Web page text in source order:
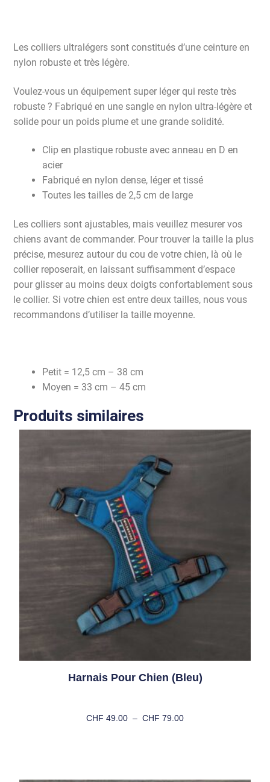
Les colliers ultralégers sont constitués d’une ceinture en
nylon robuste et très légère.
Voulez-vous un équipement super léger qui reste très
robuste ? Fabriqué en une sangle en nylon ultra-légère et
solide pour un poids plume et une grande solidité.
Clip en plastique robuste avec anneau en D en
acier
Fabriqué en nylon dense, léger et tissé
Toutes les tailles de 2,5 cm de large
Les colliers sont ajustables, mais veuillez mesurer vos
chiens avant de commander. Pour trouver la taille la plus
précise, mesurez autour du cou de votre chien, là où le
collier reposerait, en laissant suffisamment d’espace
pour glisser au moins deux doigts confortablement sous
le collier. Si votre chien est entre deux tailles, nous vous
recommandons d’utiliser la taille moyenne.
Petit = 12,5 cm – 38 cm
Moyen = 33 cm – 45 cm
Produits similaires
Harnais Pour Chien (bleu)
CHF 49.00 – CHF 79.00